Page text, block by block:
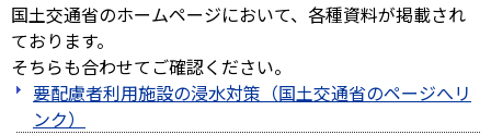
国土交通省のホームページにおいて、各種資料が掲載され
ております。
そちらも合わせてご確認ください。
要配慮者利用施設の浸水対策（国土交通省のページへリ
ンク）